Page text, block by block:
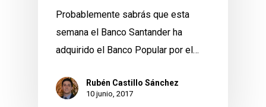
Probablemente sabrás que esta
semana el Banco Santander ha
adquirido el Banco Popular por el…
Rubén Castillo Sánchez
10 junio, 2017